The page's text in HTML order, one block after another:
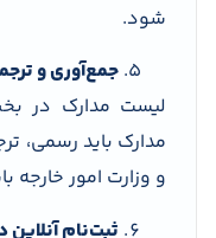
شود.
جمع‌آوری و
لیست مدارک در
مدارک باید رسمی،
و وزارت امور خارجه
ثبت‌نام